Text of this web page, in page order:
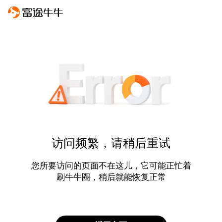
访问频繁，请稍后重试
您所要访问的页面不在这儿，它可能正忙着
刷牛牛圈，稍后就能恢复正常